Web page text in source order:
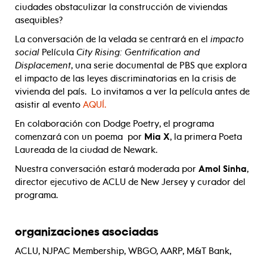
ciudades obstaculizar la construcción de viviendas
asequibles?
La conversación de la velada se centrará en el impacto
social Película City Rising: Gentrification and
Displacement, una serie documental de PBS que explora
el impacto de las leyes discriminatorias en la crisis de
vivienda del país. Lo invitamos a ver la película antes de
asistir al evento AQUÍ.
En colaboración con Dodge Poetry, el programa
comenzará con un poema por Mia X, la primera Poeta
Laureada de la ciudad de Newark.
Nuestra conversación estará moderada por Amol Sinha,
director ejecutivo de ACLU de New Jersey y curador del
programa.
organizaciones asociadas
ACLU, NJPAC Membership, WBGO, AARP, M&T Bank,